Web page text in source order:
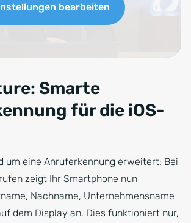
bearbeiten
Smarte
für die iOS-
um eine Anruferkennung erweitert: Bei
zeigt Ihr Smartphone nun
Nachname, Unternehmensname
dem Display an. Dies funktioniert nur,